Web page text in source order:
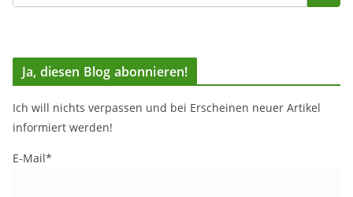
Ja, diesen Blog abonnieren!
Ich will nichts verpassen und bei Erscheinen neuer Artikel
informiert werden!
E-Mail*